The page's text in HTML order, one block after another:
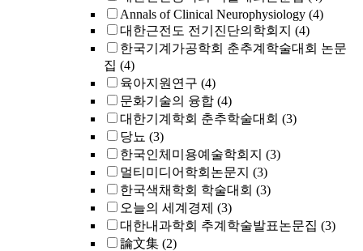
Annals of Clinical Neurophysiology (4)
대한근전도 전기진단의학회지 (4)
한국기계가공학회 춘추계학술대회 논문
집 (4)
육아지원연구 (4)
문화기술의 융합 (4)
대한기계학회 춘추학술대회 (3)
당뇨 (3)
한국인체미용예술학회지 (3)
멀티미디어학회논문지 (3)
한국색채학회 학술대회 (3)
오늘의 세계경제 (3)
대한내과학회 추계학술발표논문집 (3)
論文集 (2)